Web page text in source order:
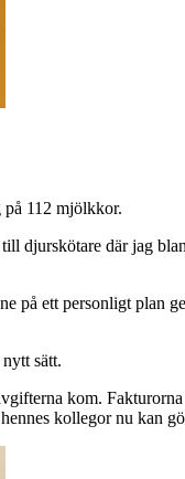
på 112 mjölkkor.
djurskötare där jag
på ett personligt plan
sätt.
kom.
kollegor nu kan